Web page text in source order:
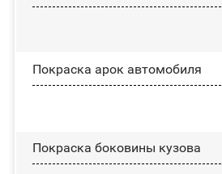
Покраска арок автомобиля
Покраска боковины кузова